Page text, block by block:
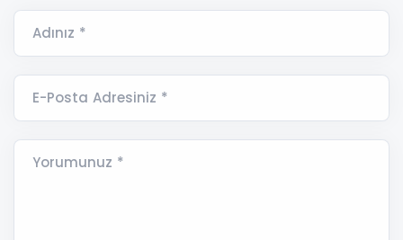
Adınız *
E-Posta Adresiniz *
Yorumunuz *